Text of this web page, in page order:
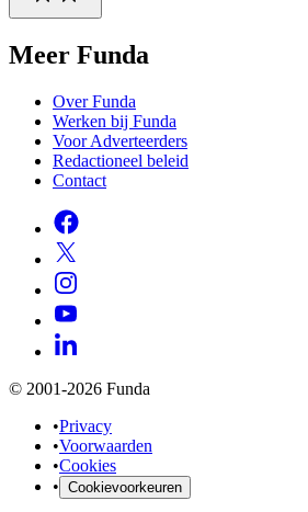
Meer Funda
Over Funda
Werken bij Funda
Voor Adverteerders
Redactioneel beleid
Contact
© 2001-2026 Funda
•Privacy
•Voorwaarden
•Cookies
• Cookievoorkeuren